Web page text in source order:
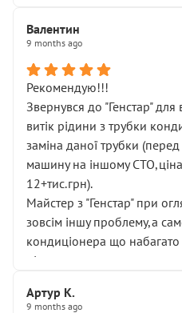
Валентин
9 months ago
Рекомендую!!!
Звернувся до "Генстар"
витік рідини з трубки
заміна даної трубки
машину на іншому
12+тис.грн).
Майстер з "Генстар" при
зовсім іншу проблему,а
кондиціонера що
підсумку.
Артур К.
9 months ago